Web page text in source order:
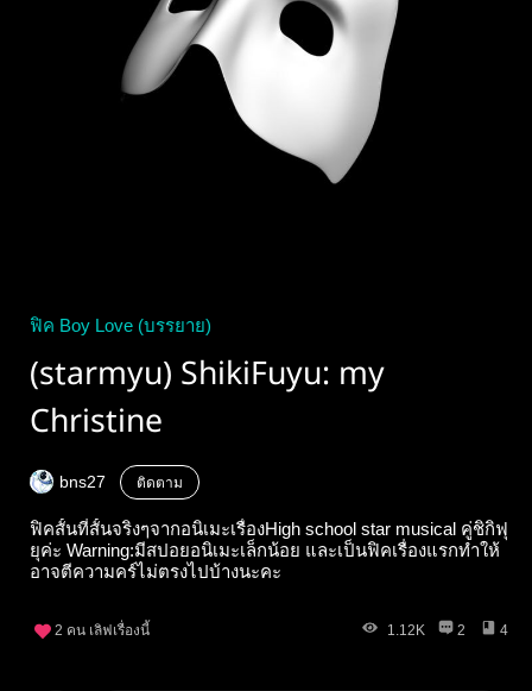
ฟิค Boy Love (บรรยาย)
(starmyu) ShikiFuyu: my
Christine
bns27 ติดตาม
ฟิคสั้นที่สั้นจริงๆจากอนิเมะเรื่องHigh school star musical คู่ชิกิฟุ
ยุค่ะ Warning:มีสปอยอนิเมะเล็กน้อย และเป็นฟิคเรื่องแรกทำให้
อาจตีความคร์ไม่ตรงไปบ้างนะคะ
2 คน เลิฟเรื่องนี้ 1.12K 2 4